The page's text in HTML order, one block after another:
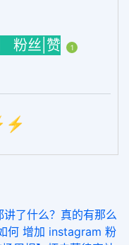
粉丝|赞 1
了什么？真的有那么
何 增加 instagram 粉